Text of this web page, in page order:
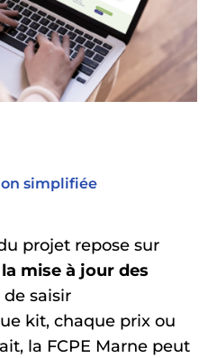
simplifiée
projet repose sur
mise à jour des
saisir
kit, chaque prix ou
la FCPE Marne peut